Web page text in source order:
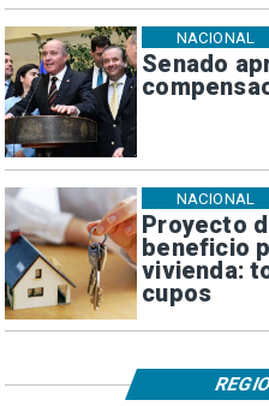
Senado
NACIONAL
Proyecto
beneficio
vivienda:
cupos
NACIONAL